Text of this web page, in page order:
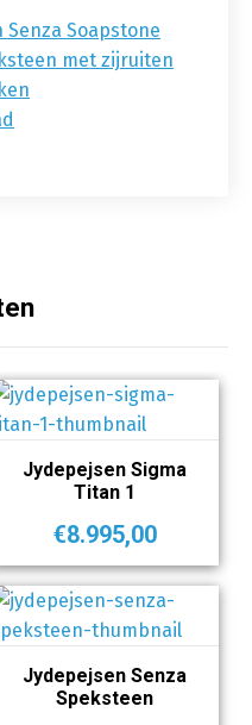
Senza Soapstone
met zijruiten
Jydepejsen Sigma
Titan 1
€8.995,00
Jydepejsen Senza
Speksteen